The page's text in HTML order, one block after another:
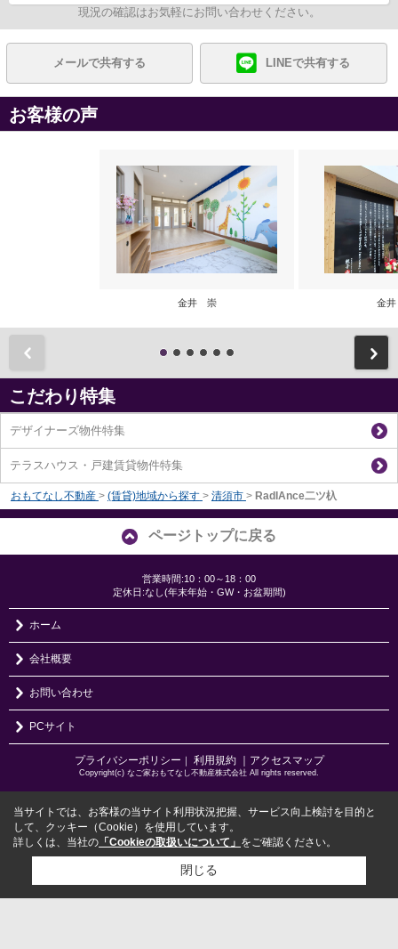
現況の確認はお気軽にお問い合わせください。
メールで共有する LINEで共有する
お客様の声
金井 崇 金
こだわり特集
デザイナーズ物件特集
テラスハウス・戸建賃貸物件特集
おもてなし不動産 > (賃貸)地域から探す > 清須市 > RadIAnce二ツ杁
ページトップに戻る
営業時間:10：00～18：00
定休日:なし(年末年始・GW・お盆期間)
ホーム
会社概要
お問い合わせ
PCサイト
プライバシーポリシー 利用規約 ｜アクセスマップ
Copyright(c) なご家おもてなし不動産株式会社 All rights reserved.
当サイトでは、お客様の当サイト利用状況把握、サービス向上検討を目的と
して、クッキー（Cookie）を使用しています。
詳しくは、当社の 「Cookieの取扱いについて」 をご確認ください。
閉じる